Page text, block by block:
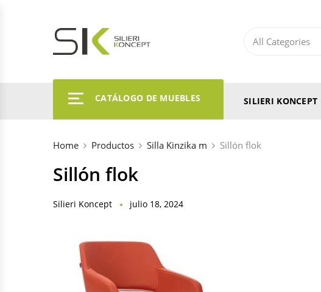
CATÁLOGO DE MUEBLES SILIERI KONCEPT
Home Productos Silla Kinzika m Sillón flok
Sillón flok
Silieri Koncept julio 18, 2024